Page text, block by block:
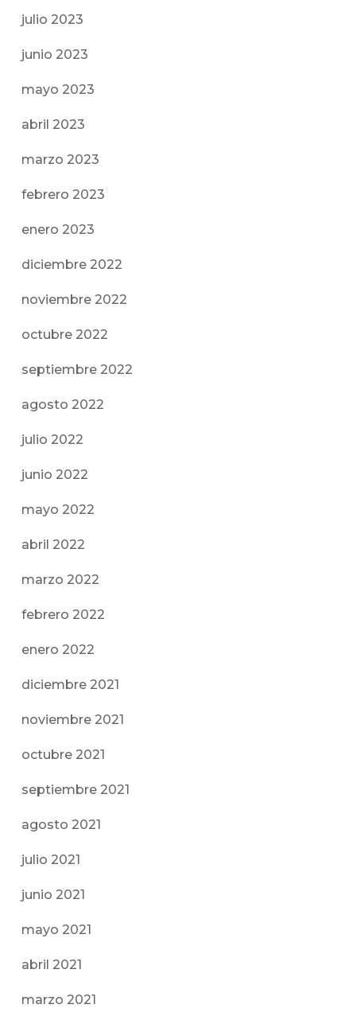
julio 2023
junio 2023
mayo 2023
abril 2023
marzo 2023
febrero 2023
enero 2023
diciembre 2022
noviembre 2022
octubre 2022
septiembre 2022
agosto 2022
julio 2022
junio 2022
mayo 2022
abril 2022
marzo 2022
febrero 2022
enero 2022
diciembre 2021
noviembre 2021
octubre 2021
septiembre 2021
agosto 2021
julio 2021
junio 2021
mayo 2021
abril 2021
marzo 2021